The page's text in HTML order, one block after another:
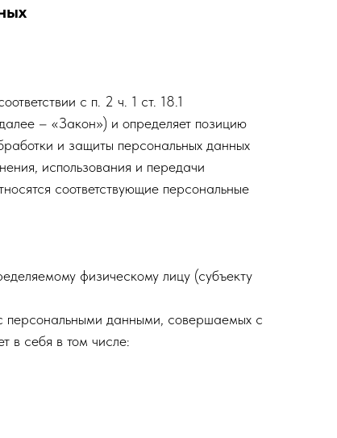
с п. 2 ч. 1 ст. 18.1
– «Закон») и определяет позицию
и защиты персональных данных
использования и передачи
соответствующие персональные
физическому лицу (субъекту
персональными данными, совершаемых с
в себя в том числе: